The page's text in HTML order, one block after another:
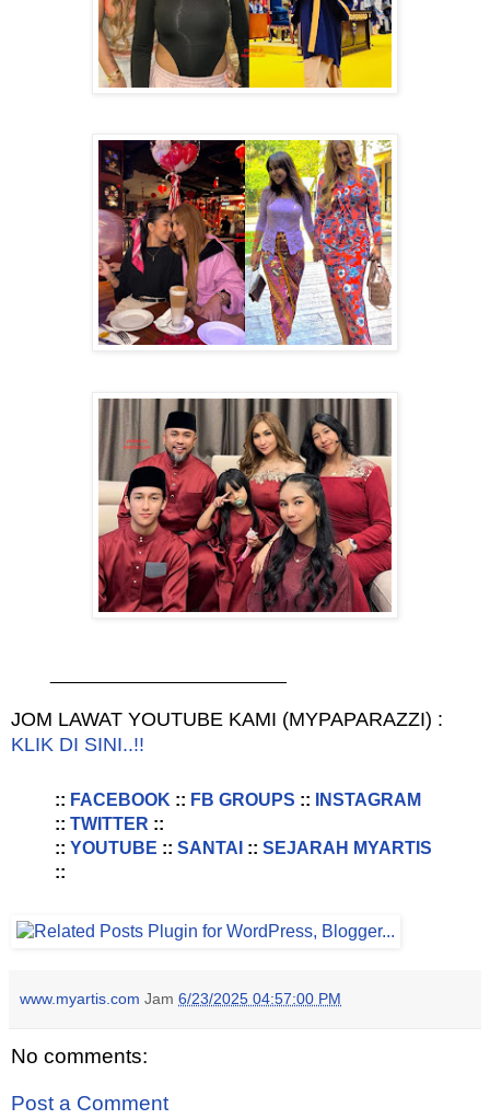
JOM LAWAT YOUTUBE KAMI (MYPAPARAZZI) :
KLIK DI SINI..!!
:: FACEBOOK :: FB GROUPS ::
INSTAGRAM
:: TWITTER ::
:: YOUTUBE :: SANTAI :: SEJARAH MYARTIS
::
www.myartis.com Jam 6/23/2025 04:57:00 PM
No comments:
Post a Comment